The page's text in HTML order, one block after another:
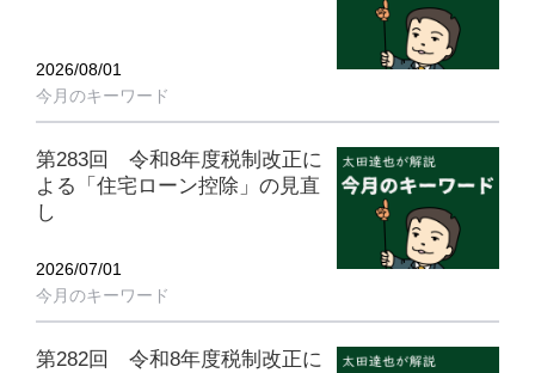
2026/08/01
今月のキーワード
第283回 令和8年度税制改正に
よる「住宅ローン控除」の見直
し
2026/07/01
今月のキーワード
第282回 令和8年度税制改正に